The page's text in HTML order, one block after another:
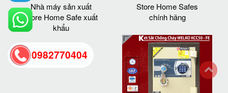
Nhà máy sản xuất
Store Home Safe xuất
khẩu
Store Home Safes
chính hãng
0982770404